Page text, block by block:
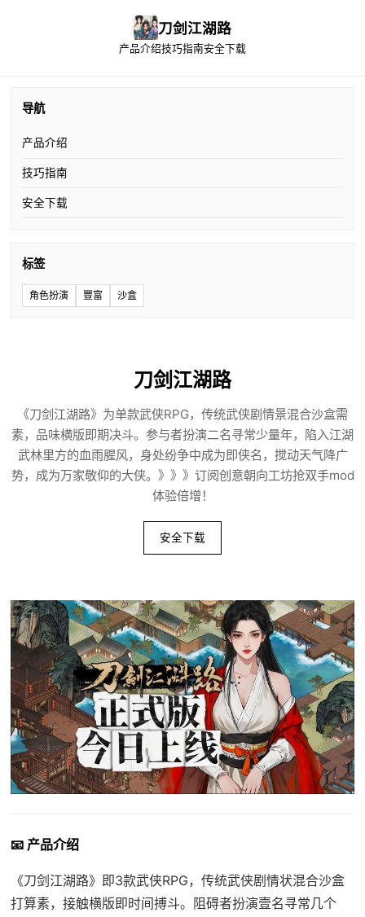
刀剑江湖路
产品介绍技巧指南安全下载
导航
产品介绍
技巧指南
安全下载
标签
角色扮演 豐富 沙盒
刀剑江湖路
《刀剑江湖路》为单款武侠RPG，传统武侠剧情景混合沙盒需
素，品味横版即期决斗。参与者扮演二名寻常少量年，陷入江湖
武林里方的血雨腥风，身处纷争中成为即侠名，搅动天气降广
势，成为万家敬仰的大侠。》》》订阅创意朝向工坊抢双手mod
体验倍增！
安全下载
📧 产品介绍
《刀剑江湖路》即3款武侠RPG，传统武侠剧情状混合沙盒
打算素，接触横版即时间搏斗。阻碍者扮演壹名寻常几个